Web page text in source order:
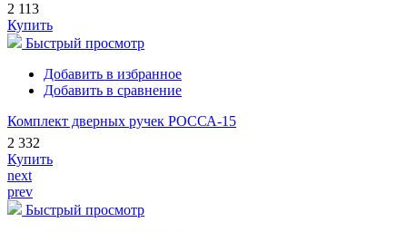
2 113
Купить
Быстрый просмотр
Добавить в избранное
Добавить в сравнение
Комплект дверных ручек РОССА-15
2 332
Купить
next
prev
Быстрый просмотр